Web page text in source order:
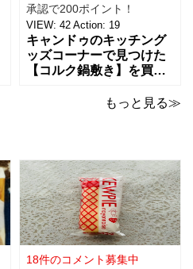
承認で200ポイント！
VIEW: 42 Action: 19
キャンドゥのキッチング
ッズコーナーで見つけた
【コルク鍋敷き】を買っ
ている鍋敷きは木製のも
に100円ショップの100円
商品にはなかったため、
こちらのコル
もっと見る≫
18件のコメント募集中